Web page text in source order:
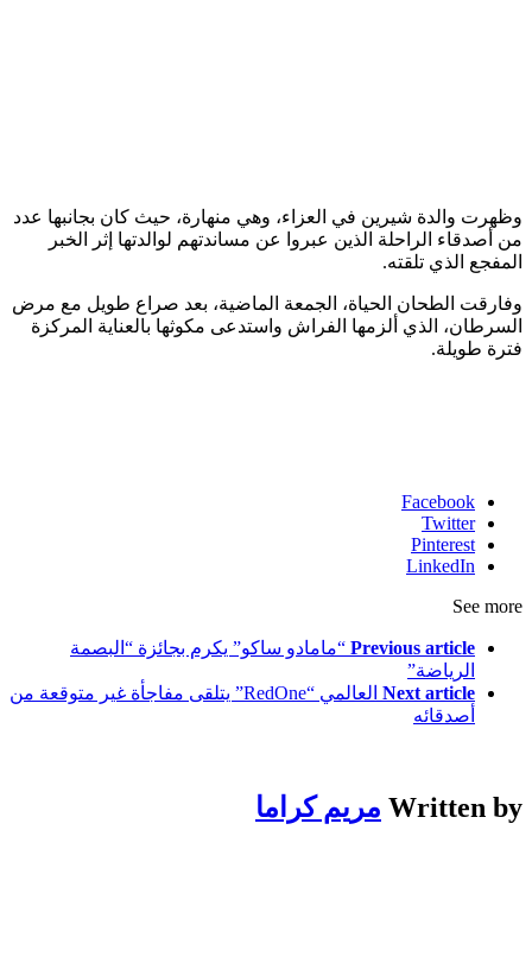
وظهرت والدة شيرين في العزاء، وهي منهارة، حيث كان بجانبها عدد
من أصدقاء الراحلة الذين عبروا عن مساندتهم لوالدتها إثر الخبر
المفجع الذي تلقته.
وفارقت الطحان الحياة، الجمعة الماضية، بعد صراع طويل مع مرض
السرطان، الذي ألزمها الفراش واستدعى مكوثها بالعناية المركزة
فترة طويلة.
Facebook
Twitter
Pinterest
LinkedIn
See more
Previous article “مامادو ساكو” يكرم بجائزة “البصمة
الرياضة”
Next article
العالمي “RedOne” يتلقى مفاجأة غير متوقعة من
أصدقائه
Written by مريم كراما